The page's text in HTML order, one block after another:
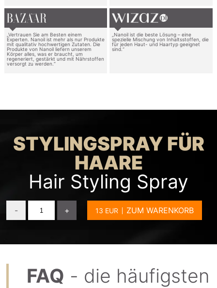
„Vertrauen Sie am Besten einem
Experten. Nanoil ist mehr als nur Produkte
mit qualitativ hochwertigen Zutaten. Die
Produkte von Nanoil liefern unserem
Körper alles, was er braucht, um
regeneriert, gestärkt und mit Nährstoffen
versorgt zu werden.“
„Nanoil ist die beste Lösung – eine
spezielle Mischung von Inhaltsstoffen, die
für jeden Haut- und Haartyp geeignet
sind.“
STYLINGSPRAY FÜR
HAARE
Hair Styling Spray
- + ZUM WARENKORB
FAQ - die häufigsten